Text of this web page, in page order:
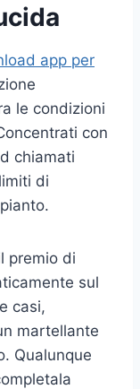
app per
le condizioni
con
chiamati
di
premio di
sul
casi,
martellante
Qualunque